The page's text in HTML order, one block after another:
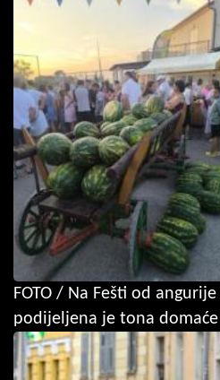
FOTO / Na Fešti od
podijeljena je tona